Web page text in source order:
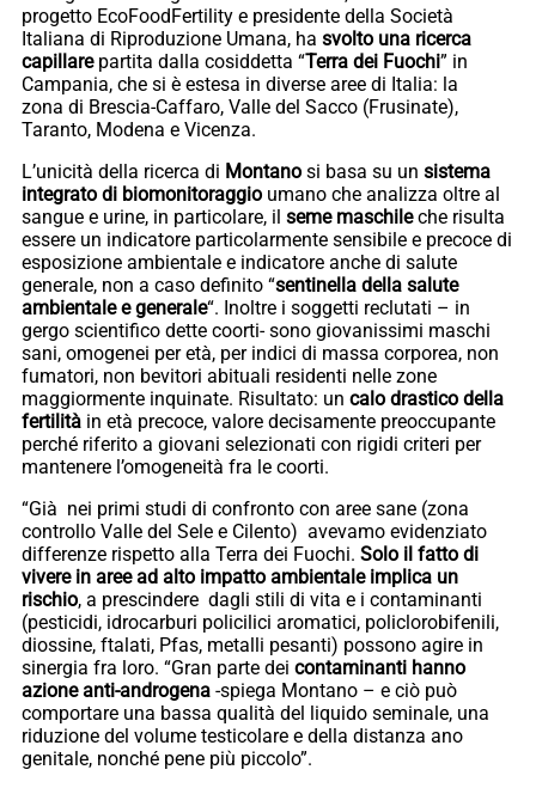
progetto EcoFoodFertility e presidente della Società
Italiana di Riproduzione Umana, ha svolto una ricerca
capillarepartita dalla cosiddetta “Terra dei Fuochi” in
Campania, che si è estesa in diverse aree di Italia: la
zona di Brescia-Caffaro, Valle del Sacco (Frusinate),
Taranto, Modena e Vicenza.
L’unicità della ricerca di Montano si basa su un sistema
integrato di biomonitoraggio umano che analizza oltre al
sangue e urine, in particolare, il seme maschileche risulta
essere un indicatore particolarmente sensibile e precoce di
esposizione ambientale e indicatore anche di salute
generale, non a caso definito “sentinella della salute
ambientale e generale“. Inoltre i soggetti reclutati – in
gergo scientifico dette coorti- sono giovanissimi maschi
sani, omogenei per età, per indici di massa corporea, non
fumatori, non bevitori abituali residenti nelle zone
maggiormente inquinate. Risultato: un calo drastico della
fertilità in età precoce, valore decisamente preoccupante
perché riferito a giovani selezionati con rigidi criteri per
mantenere l’omogeneità fra le coorti.
“Già nei primi studi di confronto con aree sane (zona
controllo Valle del Sele e Cilento) avevamo evidenziato
differenze rispetto alla Terra dei Fuochi. Solo il fatto di
vivere in aree ad alto impatto ambientale implica un
rischio, a prescindere dagli stili di vita e i contaminanti
(pesticidi, idrocarburi policilici aromatici, policlorobifenili,
diossine, ftalati, Pfas, metalli pesanti) possono agire in
sinergia fra loro. “Gran parte dei contaminanti hanno
azione anti-androgena -spiega Montano – e ciò può
comportare una bassa qualità del liquido seminale, una
riduzione del volume testicolare e della distanza ano
genitale, nonché pene più piccolo”.